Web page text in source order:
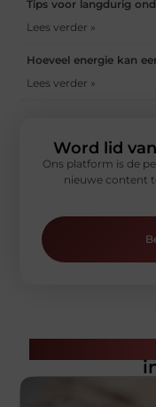
Tips voor langdurig
Lees verder »
Hoeveel energie kan
Lees verder »
Word lid
Ons platform is de
nieuwe content